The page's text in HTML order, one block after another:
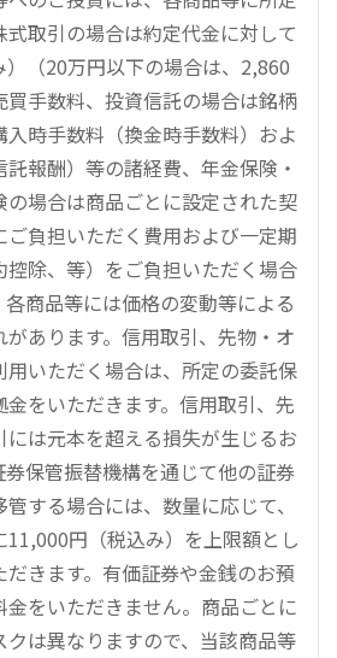
式取引の場合は約定代金に対して
（20万円以下の場合は、2,860
買手数料、投資信託の場合は銘柄
入時手数料（換金時手数料）およ
報酬）等の諸経費、年金保険・
場合は商品ごとに設定された契
負担いただく費用および一定期
控除、等）をご負担いただく場合
商品等には価格の変動等による
あります。信用取引、先物・オ
用いただく場合は、所定の委託保
をいただきます。信用取引、先
は元本を超える損失が生じるお
保管振替機構を通じて他の証券
する場合には、数量に応じて、
円（税込み）を上限額とし
きます。有価証券や金銭のお預
をいただきません。商品ごとに
は異なりますので、当該商品等